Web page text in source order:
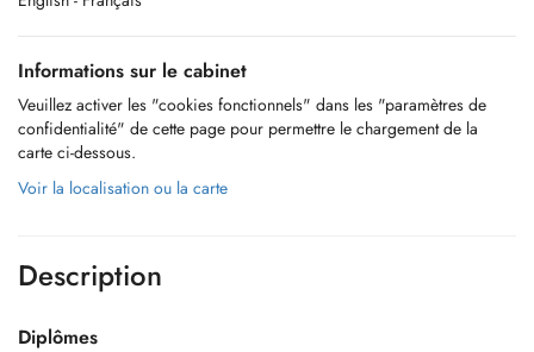
Informations sur le cabinet
Veuillez activer les "cookies fonctionnels" dans les "paramètres de
confidentialité" de cette page pour permettre le chargement de la
carte ci-dessous.
Voir la localisation ou la carte
Description
Diplômes